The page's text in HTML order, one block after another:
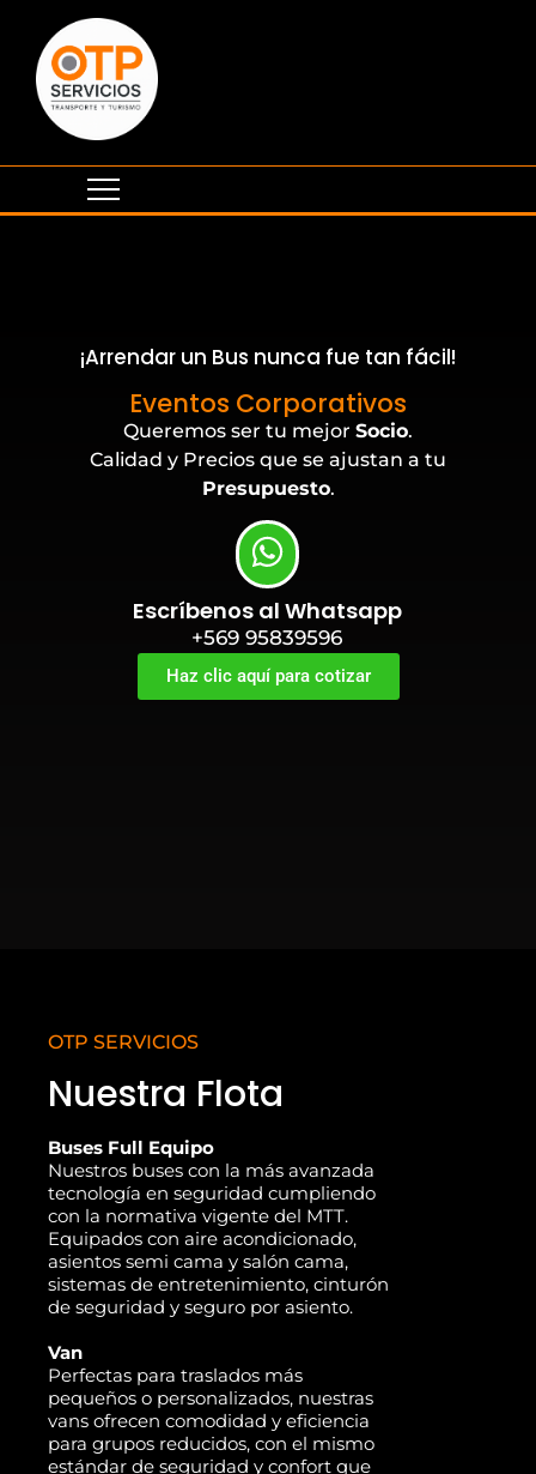
¡Arrendar un Bus nunca fue tan fácil!
Eventos Corporativos
Queremos ser tu mejor Socio.
Calidad y Precios que se ajustan a tu
Presupuesto.
Escríbenos al Whatsapp
+569 95839596
Haz clic aquí para cotizar
OTP SERVICIOS
Nuestra Flota
Buses Full Equipo
Nuestros buses con la más avanzada
tecnología en seguridad cumpliendo
con la normativa vigente del MTT.
Equipados con aire acondicionado,
asientos semi cama y salón cama,
sistemas de entretenimiento, cinturón
de seguridad y seguro por asiento.
Van
Perfectas para traslados más
pequeños o personalizados, nuestras
vans ofrecen comodidad y eficiencia
para grupos reducidos, con el mismo
estándar de seguridad y confort que